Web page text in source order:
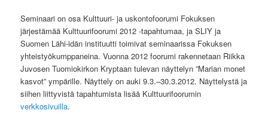
Seminaari on osa Kulttuuri- ja uskontofoorumi Fokuksen
järjestämää Kulttuurifoorumi 2012 -tapahtumaa, ja SLIY ja
Suomen Lähi-idän instituutti toimivat seminaarissa Fokuksen
yhteistyökumppaneina. Vuonna 2012 foorumi rakennetaan Riikka
Juvosen Tuomiokirkon Kryptaan tulevan näyttelyn ”Marian monet
kasvot” ympärille. Näyttely on auki 9.3.–30.3.2012. Näyttelystä ja
siihen liittyvistä tapahtumista lisää Kulttuurifoorumin
verkkosivuilla.